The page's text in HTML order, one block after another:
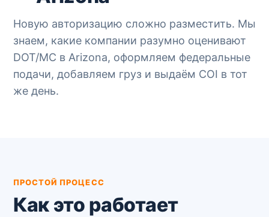
Новую авторизацию сложно разместить. Мы
знаем, какие компании разумно оценивают
DOT/MC в Arizona, оформляем федеральные
подачи, добавляем груз и выдаём COI в тот
же день.
ПРОСТОЙ ПРОЦЕСС
Как это работает